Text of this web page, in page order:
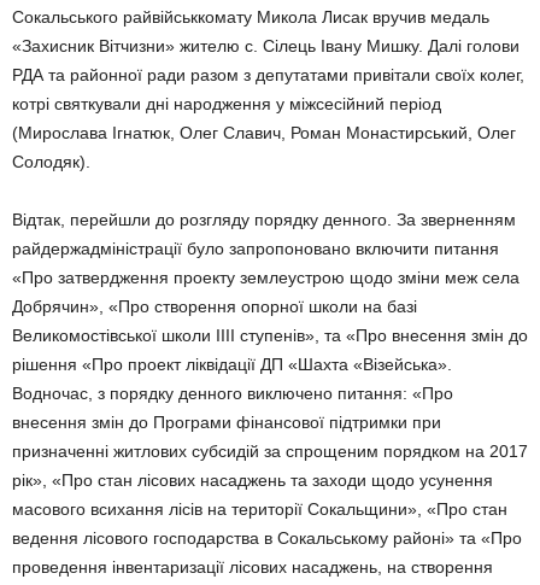
Сокальського райвійськкомату Микола Лисак вручив медаль
«Захисник Вітчизни» жителю с. Сілець Івану Мишку. Далі голови
РДА та районної ради разом з депутатами привітали своїх колег,
котрі святкували дні народження у міжсесійний період
(Мирослава Ігнатюк, Олег Славич, Роман Монастирський, Олег
Солодяк).
Відтак, перейшли до розгляду порядку денного. За зверненням
райдержадміністрації було запропоновано включити питання
«Про затвердження проекту землеустрою щодо зміни меж села
Добрячин», «Про створення опорної школи на базі
Великомостівської школи ІІІІ ступенів», та «Про внесення змін до
рішення «Про проект ліквідації ДП «Шахта «Візейська».
Водночас, з порядку денного виключено питання: «Про
внесення змін до Програми фінансової підтримки при
призначенні житлових субсидій за спрощеним порядком на 2017
рік», «Про стан лісових насаджень та заходи щодо усунення
масового всихання лісів на території Сокальщини», «Про стан
ведення лісового господарства в Сокальському районі» та «Про
проведення інвентаризації лісових насаджень, на створення